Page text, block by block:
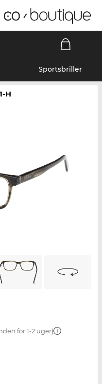
Sportsbriller
H
for 1-2 uger)